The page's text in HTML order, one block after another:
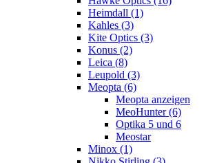
Heimdall (1)
Kahles (3)
Kite Optics (3)
Konus (2)
Leica (8)
Leupold (3)
Meopta (6)
Meopta anzeigen
MeoHunter (6)
Optika 5 und 6
Meostar
Minox (1)